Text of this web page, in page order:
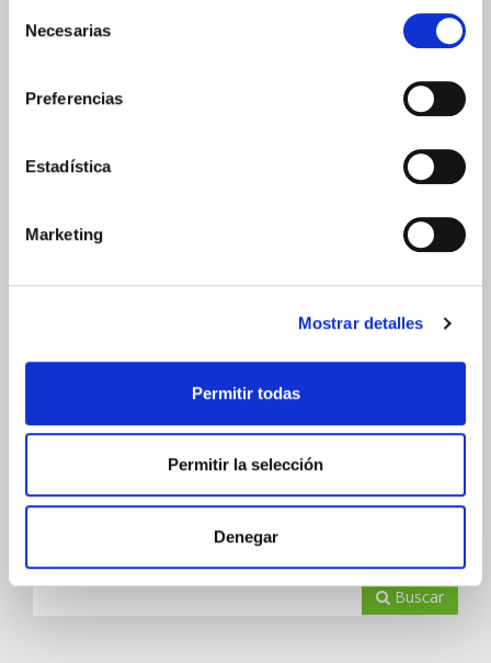
Necesarias
Preferencias
Estadística
Marketing
Mostrar detalles
Permitir todas
Permitir la selección
Denegar
SCHÜSSLER AGE PROTECTION
ACEITE DE POMPEIA: Cuida tu zona íntima de forma
Buscador contenidos
Buscar